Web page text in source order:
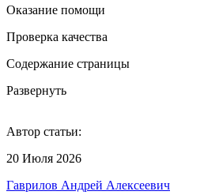
Оказание помощи
Проверка качества
Содержание страницы
Развернуть
Автор статьи:
20 Июля 2026
Гаврилов Андрей Алексеевич